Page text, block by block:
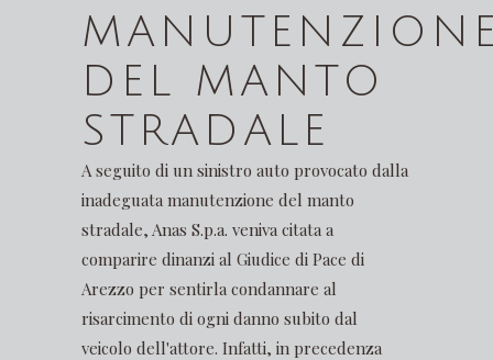
DEL MANTO
STRADALE
A seguito di un sinistro auto provocato dalla
inadeguata manutenzione del manto
stradale, Anas S.p.a. veniva citata a
comparire dinanzi al Giudice di Pace di
Arezzo per sentirla condannare al
risarcimento di ogni danno subito dal
veicolo dell'attore. Infatti, in precedenza